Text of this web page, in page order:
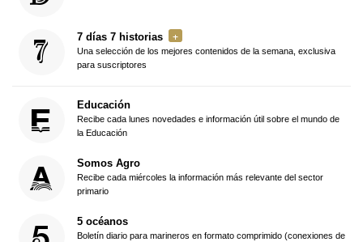
7 días 7 historias
Una selección de los mejores contenidos de la semana, exclusiva
para suscriptores
Educación
Recibe cada lunes novedades e información útil sobre el mundo de
la Educación
Somos Agro
Recibe cada miércoles la información más relevante del sector
primario
5 océanos
Boletín diario para marineros en formato comprimido (conexiones de